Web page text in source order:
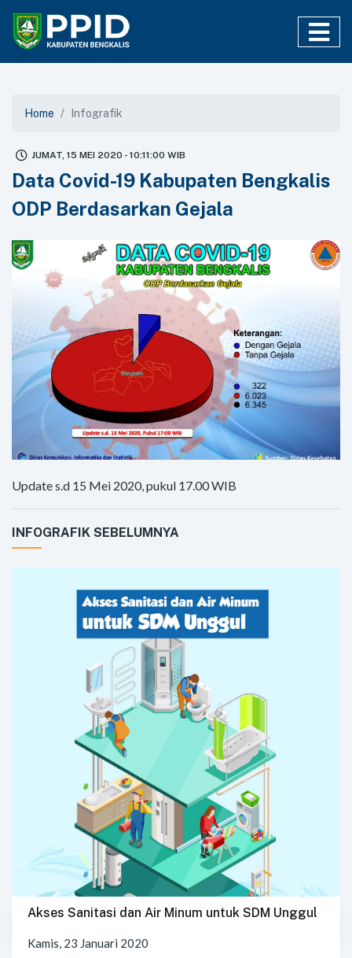
Home Infografik
JUMAT, 15 MEI 2020 - 10:11:00 WIB
Data Covid-19 Kabupaten Bengkalis
ODP Berdasarkan Gejala
Update s.d 15 Mei 2020, pukul 17.00 WIB
INFOGRAFIK SEBELUMNYA
Akses Sanitasi dan Air Minum untuk SDM Unggul
Kamis, 23 Januari 2020